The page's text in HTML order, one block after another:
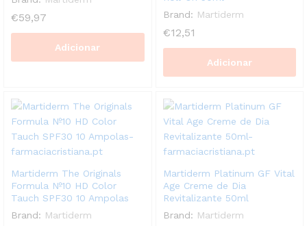
€59,97
Adicionar
Brand: Martiderm
€12,51
Adicionar
Martiderm The Originals
Formula Nº10 HD Color
Tauch SPF30 10 Ampolas
Brand: Martiderm
Martiderm Platinum GF Vital
Age Creme de Dia
Revitalizante 50ml
Brand: Martiderm